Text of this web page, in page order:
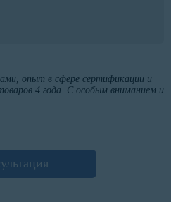
опыт в сфере сертификации и
4 года. С особым вниманием и